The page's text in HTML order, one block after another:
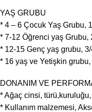
YAŞ GRUBU
* 4 – 6 Çocuk Yaş Grubu,
* 7-12 Öğrenci yaş Grubu,
* 12-15 Genç yaş grubu,
* 16 yaş ve Yetişkin
DONANIM VE
* Ağaç cinsi, türü,kuruluğu,
* Kullanım malzemesi,